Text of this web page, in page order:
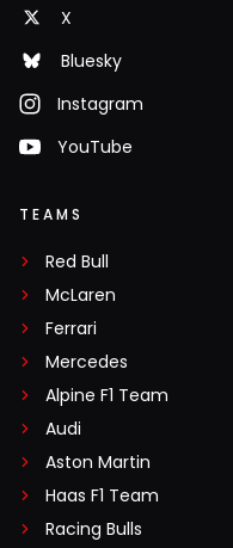
X
Bluesky
Instagram
YouTube
TEAMS
Red Bull
McLaren
Ferrari
Mercedes
Alpine F1 Team
Audi
Aston Martin
Haas F1 Team
Racing Bulls